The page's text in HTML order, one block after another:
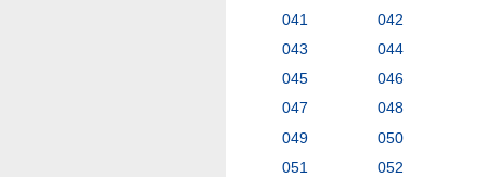
041
042
043
044
045
046
047
048
049
050
051
052